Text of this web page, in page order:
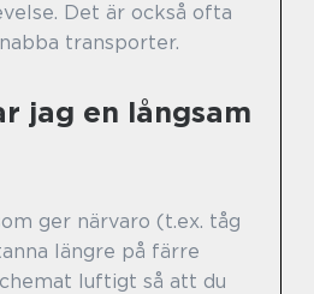
Det är också ofta
transporter.
jag en långsam
ger närvaro (t.ex. tåg
längre på färre
luftigt så att du